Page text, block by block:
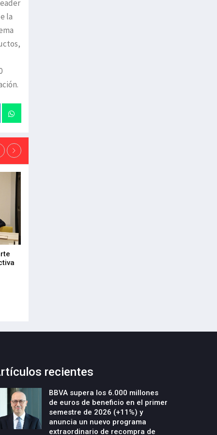
la
recientes
BBVA supera los 6.000 millones
de euros de beneficio en el primer
semestre de 2026 (+11%) y
anuncia un nuevo programa
extraordinario de recompra de